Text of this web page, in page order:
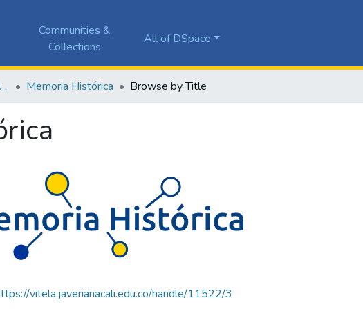
Communities &
Collections
All of DSpace
E. Producción Intelectual General Memoria Histórica Browse by Title
vitela.javerianacali.edu.co/handle/11522/3